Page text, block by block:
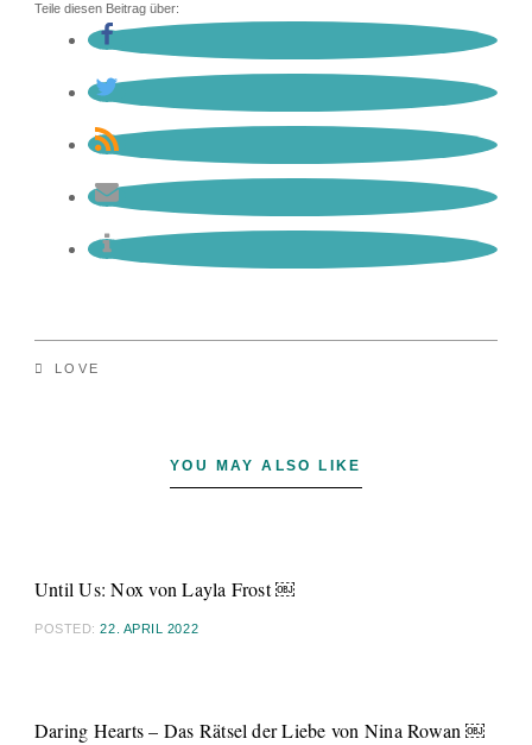
Teile diesen Beitrag über:
LOVE
YOU MAY ALSO LIKE
Until Us: Nox von Layla Frost ￼
POSTED:22. APRIL 2022
Daring Hearts – Das Rätsel der Liebe von Nina Rowan ￼